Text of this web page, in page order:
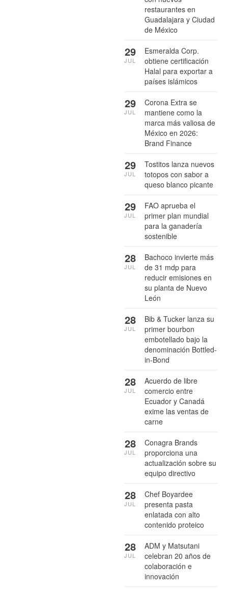
restaurantes en
Guadalajara y Ciudad
de México
Esmeralda Corp.
obtiene certificación
Halal para exportar a
países islámicos
29
JUL
Corona Extra se
mantiene como la
marca más valiosa de
México en 2026:
Brand Finance
29
JUL
Tostitos lanza nuevos
totopos con sabor a
queso blanco picante
29
JUL
FAO aprueba el
primer plan mundial
para la ganadería
sostenible
29
JUL
Bachoco invierte más
de 31 mdp para
reducir emisiones en
su planta de Nuevo
León
28
JUL
Bib & Tucker lanza su
primer bourbon
embotellado bajo la
denominación Bottled-
in-Bond
28
JUL
Acuerdo de libre
comercio entre
Ecuador y Canadá
exime las ventas de
carne
28
JUL
Conagra Brands
proporciona una
actualización sobre su
equipo directivo
28
JUL
Chef Boyardee
presenta pasta
enlatada con alto
contenido proteico
28
JUL
ADM y Matsutani
celebran 20 años de
colaboración e
innovación
28
JUL